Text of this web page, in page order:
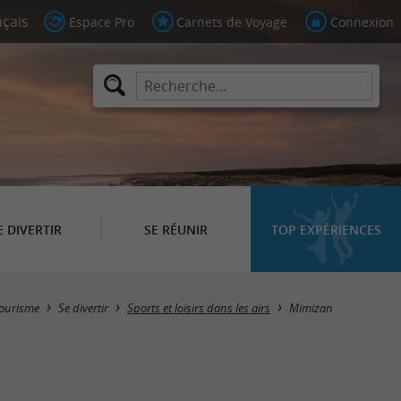
Espace Pro Carnets de Voyage Connexion
DIVERTIR SE RÉUNIR TOP EXPÉRIENCES
Masquer la carte
Se divertir Sports et loisirs dans les airs Mimizan